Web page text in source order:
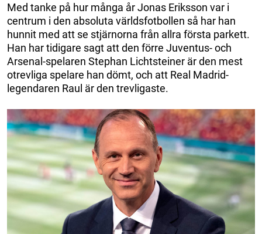
Med tanke på hur många år Jonas Eriksson var i
centrum i den absoluta världsfotbollen så har han
hunnit med att se stjärnorna från allra första parkett.
Han har tidigare sagt att den förre Juventus- och
Arsenal-spelaren Stephan Lichtsteiner är den mest
otrevliga spelare han dömt, och att Real Madrid-
legendaren Raul är den trevligaste.